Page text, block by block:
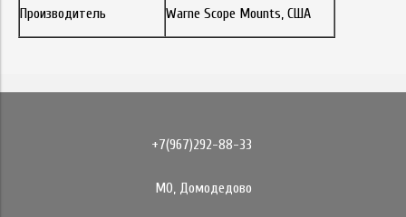
Производитель Warne Scope Mounts, США
+7(967)292-88-33
МО, Домодедово